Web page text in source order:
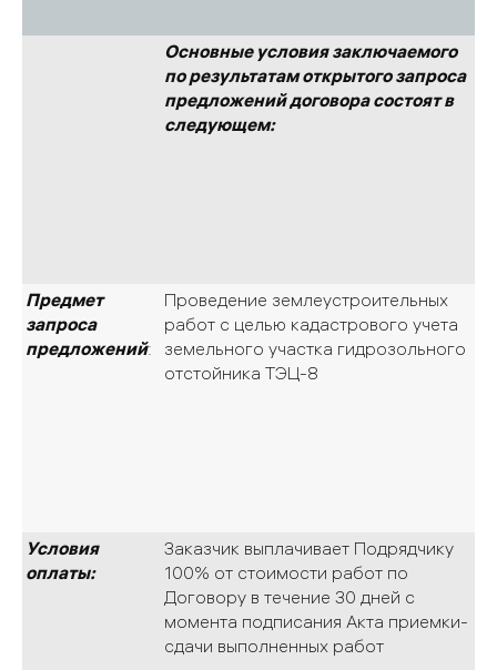
Основные условия заключаемого
по результатам открытого запроса
предложений договора состоят в
следующем:
Предмет
запроса
предложений:
Проведение землеустроительных
работ с целью кадастрового учета
земельного участка гидрозольного
отстойника ТЭЦ-8
Условия
оплаты:
Заказчик выплачивает Подрядчику
100% от стоимости работ по
Договору в течение 30 дней с
момента подписания Акта приемки-
сдачи выполненных работ